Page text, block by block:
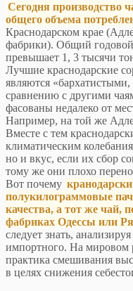
Сегодня производство
общего объема
Краснодарском крае
фабрики). Общий годовой
превышает 1, 3 тысячи
Лучшие краснодарские
являются
сравнению с другими
фасованы недалеко от
Например, на той же
Вместе с тем
климатическим
но и вкус, если их сбор
тому же они плохо
Вот почему
полукилограммовые
качества, а тот же чай,
фабриках Одессы или
следует знать,
импортного. На мировом
практика смешивания
в целях снижения